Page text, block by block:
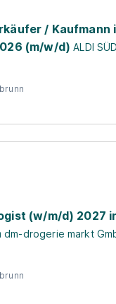
/ Kaufmann
(m/w/d) ALDI SÜD
(w/m/d) 2027
dm-drogerie markt